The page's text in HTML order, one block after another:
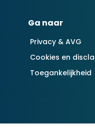
Ga naar
Privacy & AVG
Cookies en
Toegankelijkheid